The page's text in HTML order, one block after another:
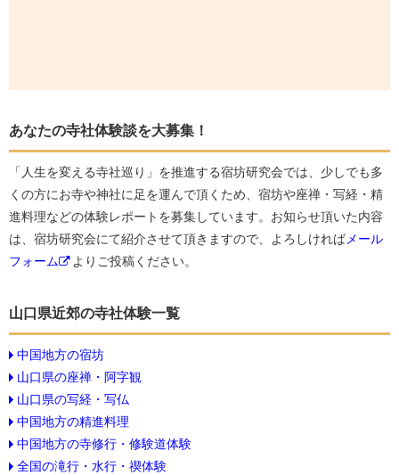
あなたの寺社体験談を大募集！
「人生を変える寺社巡り」を推進する宿坊研究会では、少しでも多
くの方にお寺や神社に足を運んで頂くため、宿坊や座禅・写経・精
進料理などの体験レポートを募集しています。お知らせ頂いた内容
は、宿坊研究会にて紹介させて頂きますので、よろしければメール
フォーム
よりご投稿ください。
山口県近郊の寺社体験一覧
中国地方の宿坊
山口県の座禅・阿字観
山口県の写経・写仏
中国地方の精進料理
中国地方の寺修行・修験道体験
全国の滝行・水行・禊体験